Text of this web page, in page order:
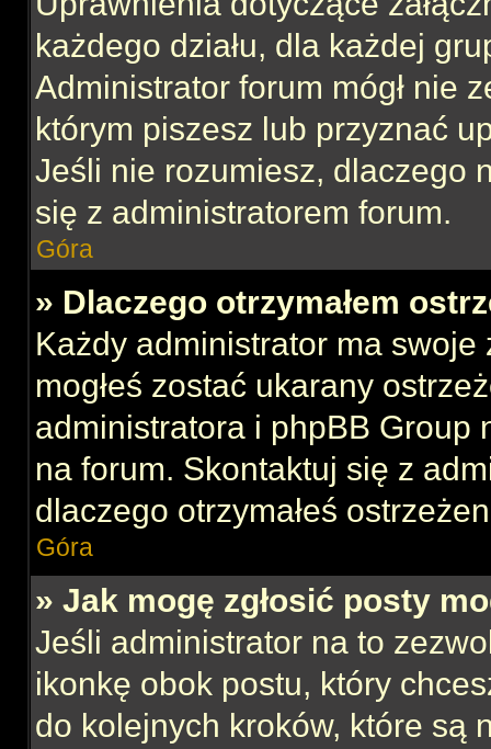
każdego działu, dla każdej
Administrator forum mógł nie
którym piszesz lub przyznać
Jeśli nie rozumiesz, dlaczego
się z administratorem forum.
Góra
» Dlaczego otrzymałem
Każdy administrator ma swoje
mogłeś zostać ukarany
administratora i phpBB Group
na forum. Skontaktuj się z
dlaczego otrzymałeś
Góra
» Jak mogę zgłosić posty
Jeśli administrator na to
ikonkę obok postu, który
do kolejnych kroków, które są